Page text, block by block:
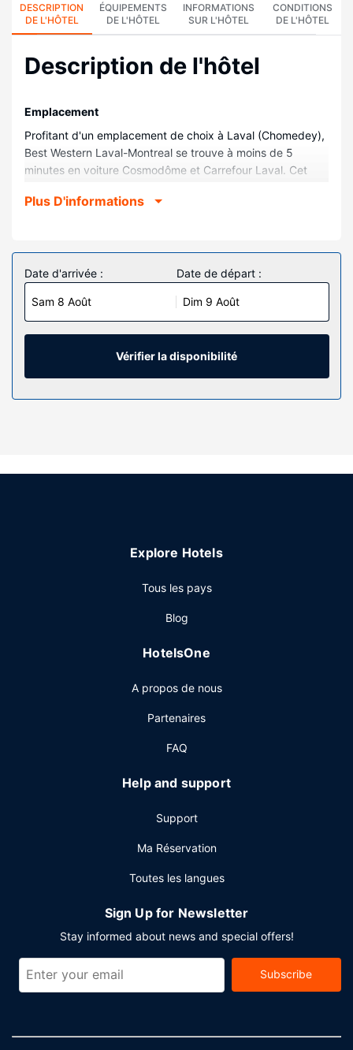
DESCRIPTION
DE L'HÔTEL
ÉQUIPEMENTS
DE L'HÔTEL
INFORMATIONS
SUR L'HÔTEL
CONDITIONS
DE L'HÔTEL
Description de l'hôtel
Emplacement
Profitant d'un emplacement de choix à Laval (Chomedey),
Best Western Laval-Montreal se trouve à moins de 5
minutes en voiture Cosmodôme et Carrefour Laval. Cet
de Vieux-Port de Montréal.
Les 80 chambres de l'hébergement vous invitent à la
détente et comprennent un réfrigérateur et une télévision
LCD. Votre chambre est dotée d'un lit Select Comfort.
L'accès Wi-Fi à Internet gratuit vous permet de rester en
contact avec le reste du monde et votre divertissement
est assuré par des chaînes par satellite. Une salle de bain
privée avec un ensemble douche/baignoire est à votre
disposition. Vous y trouvez également un pommeau de
couverte et un centre de fitness. Cet hôtel propose
Les équipements et services proposés incluent un centre
des journaux gratuits dans le hall. Un parking gratuit est
Plus D'informations
Date d'arrivée :
Sam 8 Août
Date de départ :
Dim 9 Août
Vérifier la disponibilité
Explore Hotels
Tous les pays
Blog
HotelsOne
A propos de nous
Partenaires
FAQ
Help and support
Support
Ma Réservation
Toutes les langues
Sign Up for Newsletter
Stay informed about news and special offers!
Subscribe